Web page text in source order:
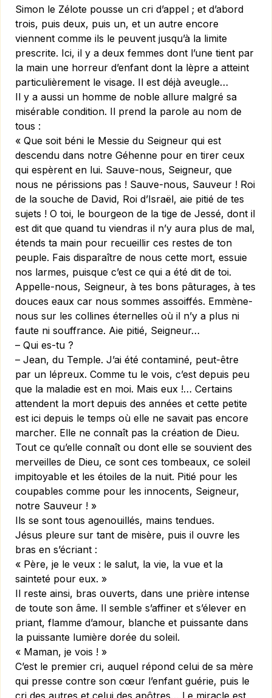
Simon le Zélote pousse un cri d’appel ; et d’abord
trois, puis deux, puis un, et un autre encore
viennent comme ils le peuvent jusqu’à la limite
prescrite. Ici, il y a deux femmes dont l’une tient par
la main une horreur d’enfant dont la lèpre a atteint
particulièrement le visage. Il est déjà aveugle…
Il y a aussi un homme de noble allure malgré sa
misérable condition. Il prend la parole au nom de
tous :
« Que soit béni le Messie du Seigneur qui est
descendu dans notre Géhenne pour en tirer ceux
qui espèrent en lui. Sauve-nous, Seigneur, que
nous ne périssions pas ! Sauve-nous, Sauveur ! Roi
de la souche de David, Roi d’Israël, aie pitié de tes
sujets ! O toi, le bourgeon de la tige de Jessé, dont il
est dit que quand tu viendras il n’y aura plus de mal,
étends ta main pour recueillir ces restes de ton
peuple. Fais disparaître de nous cette mort, essuie
nos larmes, puisque c’est ce qui a été dit de toi.
Appelle-nous, Seigneur, à tes bons pâturages, à tes
douces eaux car nous sommes assoiffés. Emmène-
nous sur les collines éternelles où il n’y a plus ni
faute ni souffrance. Aie pitié, Seigneur…
– Qui es-tu ?
– Jean, du Temple. J’ai été contaminé, peut-être
par un lépreux. Comme tu le vois, c’est depuis peu
que la maladie est en moi. Mais eux !… Certains
attendent la mort depuis des années et cette petite
est ici depuis le temps où elle ne savait pas encore
marcher. Elle ne connaît pas la création de Dieu.
Tout ce qu’elle connaît ou dont elle se souvient des
merveilles de Dieu, ce sont ces tombeaux, ce soleil
impitoyable et les étoiles de la nuit. Pitié pour les
coupables comme pour les innocents, Seigneur,
notre Sauveur ! »
Ils se sont tous agenouillés, mains tendues.
Jésus pleure sur tant de misère, puis il ouvre les
bras en s’écriant :
« Père, je le veux : le salut, la vie, la vue et la
sainteté pour eux. »
Il reste ainsi, bras ouverts, dans une prière intense
de toute son âme. Il semble s’affiner et s’élever en
priant, flamme d’amour, blanche et puissante dans
la puissante lumière dorée du soleil.
« Maman, je vois ! »
C’est le premier cri, auquel répond celui de sa mère
qui presse contre son cœur l’enfant guérie, puis le
cri des autres et celui des apôtres… Le miracle est